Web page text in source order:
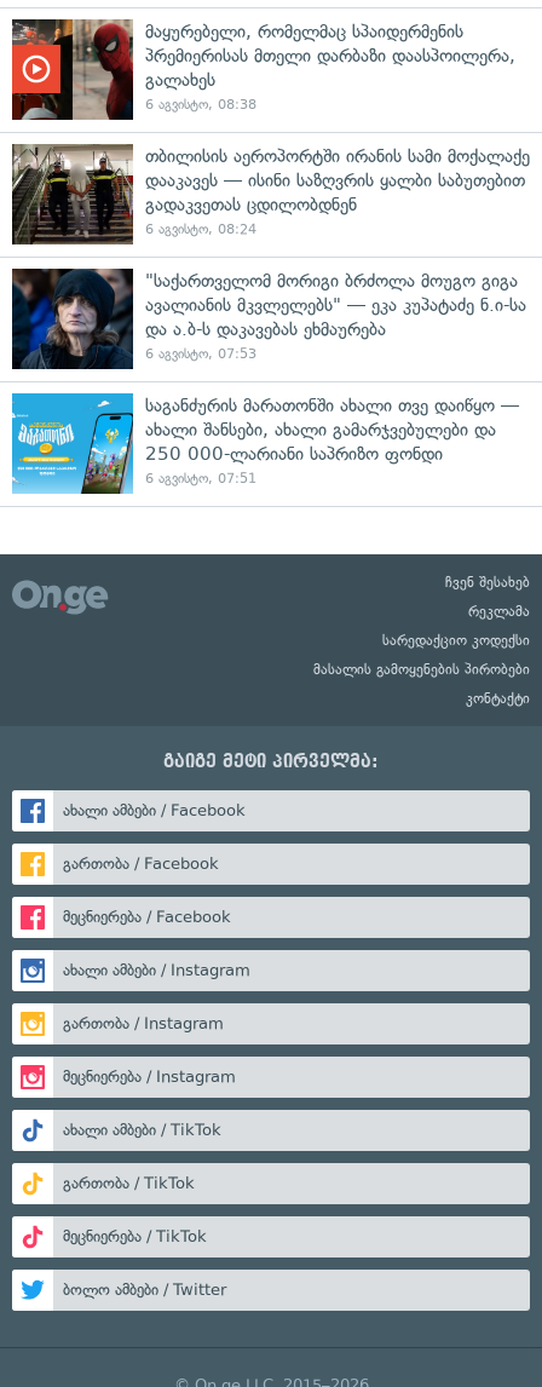
მაყურებელი, რომელმაც სპაიდერმენის
პრემიერისას მთელი დარბაზი დაასპოილერა,
გალახეს
6 აგვისტო, 08:38
თბილისის აეროპორტში ირანის სამი მოქალაქე
დააკავეს — ისინი საზღვრის ყალბი საბუთებით
გადაკვეთას ცდილობდნენ
6 აგვისტო, 08:24
"საქართველომ მორიგი ბრძოლა მოუგო გიგა
ავალიანის მკვლელებს" — ეკა კუპატაძე ნ.ი-სა
და ა.ბ-ს დაკავებას ეხმაურება
6 აგვისტო, 07:53
საგანძურის მარათონში ახალი თვე დაიწყო —
ახალი შანსები, ახალი გამარჯვებულები და
250 000-ლარიანი საპრიზო ფონდი
6 აგვისტო, 07:51
ჩვენ შესახებ
რეკლამა
სარედაქციო კოდექსი
მასალის გამოყენების პირობები
კონტაქტი
გაიგე მეტი პირველმა:
ახალი ამბები / Facebook
გართობა / Facebook
მეცნიერება / Facebook
ახალი ამბები / Instagram
გართობა / Instagram
მეცნიერება / Instagram
ახალი ამბები / TikTok
გართობა / TikTok
მეცნიერება / TikTok
ბოლო ამბები / Twitter